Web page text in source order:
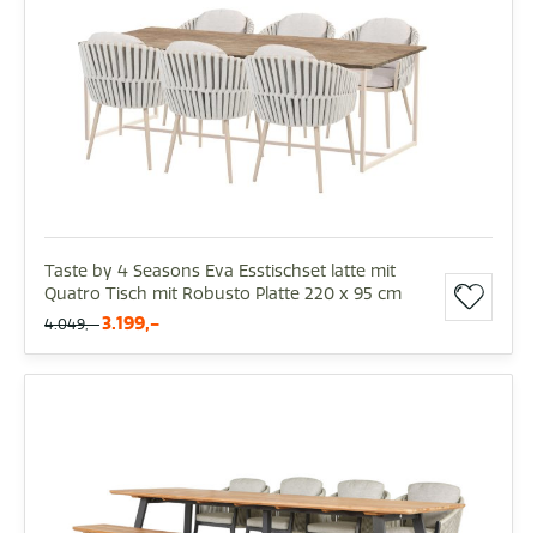
Taste by 4 Seasons Eva Esstischset latte mit
Quatro Tisch mit Robusto Platte 220 x 95 cm
4.049,- 3.199,-